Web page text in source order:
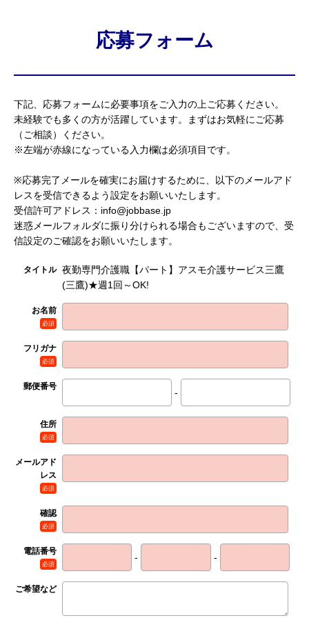
応募フォーム
下記、応募フォームに必要事項をご入力の上ご応募ください。
未経験でも多くの方が活躍しています。まずはお気軽にご応募
（ご相談）ください。
※左端が赤線になっている入力欄は必須項目です。
※応募完了メールを確実にお届けするために、以下のメールアド
レスを受信できるよう設定をお願いいたします。
受信許可アドレス：info@jobbase.jp
迷惑メールフォルダに振り分けられる場合もございますので、受
信設定のご確認をお願いいたします。
タイトル 夜勤専門介護職【パート】アスモ介護サービス三鷹
(三鷹)★週1回～OK!
お名前
必須
フリガナ
必須
郵便番号
-
住所
必須
メールアド
レス
必須
確認
必須
電話番号
必須
- -
ご希望など